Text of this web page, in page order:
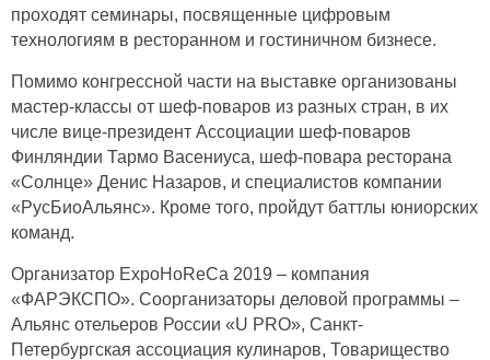
проходят семинары, посвященные цифровым
технологиям в ресторанном и гостиничном бизнесе.
Помимо конгрессной части на выставке организованы
мастер-классы от шеф-поваров из разных стран, в их
числе вице-президент Ассоциации шеф-поваров
Финляндии Тармо Васениуса, шеф-повара ресторана
«Солнце» Денис Назаров, и специалистов компании
«РусБиоАльянс». Кроме того, пройдут баттлы юниорских
команд.
Организатор ExpoHoReCa 2019 – компания
«ФАРЭКСПО». Соорганизаторы деловой программы –
Альянс отельеров России «U PRO», Санкт-
Петербургская ассоциация кулинаров, Товарищество